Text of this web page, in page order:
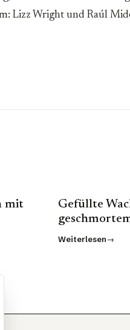
Lizz Wright und Raúl
mit
Gefüllte
Weiterlesen